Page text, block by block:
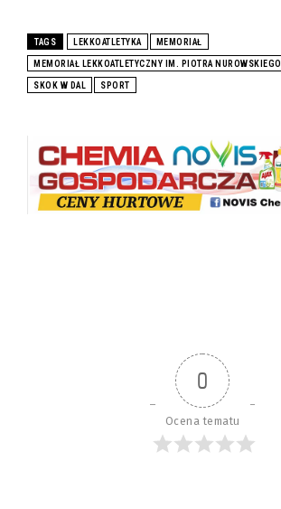
TAGS LEKKOATLETYKA MEMORIAŁ
MEMORIAŁ LEKKOATLETYCZNY IM. PIOTRA NUROWSKIEGO
SKOK W DAL SPORT
0
Ocena tematu